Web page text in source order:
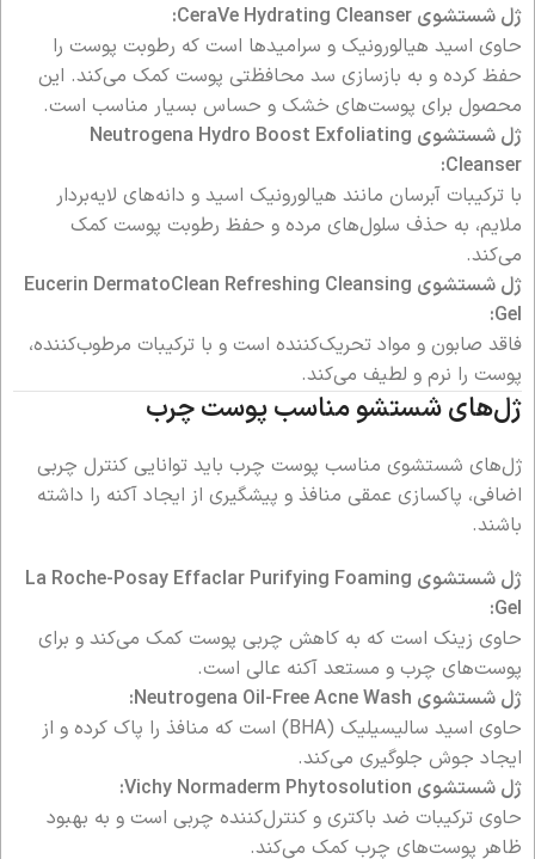
ژل شستشوی CeraVe Hydrating Cleanser:
حاوی اسید هیالورونیک و سرامیدها است که رطوبت پوست را
حفظ کرده و به بازسازی سد محافظتی پوست کمک می‌کند. این
محصول برای پوست‌های خشک و حساس بسیار مناسب است.
ژل شستشوی Neutrogena Hydro Boost Exfoliating
Cleanser:
با ترکیبات آبرسان مانند هیالورونیک اسید و دانه‌های لایه‌بردار
ملایم، به حذف سلول‌های مرده و حفظ رطوبت پوست کمک
می‌کند.
ژل شستشوی Eucerin DermatoClean Refreshing Cleansing
Gel:
فاقد صابون و مواد تحریک‌کننده است و با ترکیبات مرطوب‌کننده،
پوست را نرم و لطیف می‌کند.
ژل‌های شستشو مناسب پوست چرب
ژل‌های شستشوی مناسب پوست چرب باید توانایی کنترل چربی
اضافی، پاکسازی عمقی منافذ و پیشگیری از ایجاد آکنه را داشته
باشند.
ژل شستشوی La Roche-Posay Effaclar Purifying Foaming
Gel:
حاوی زینک است که به کاهش چربی پوست کمک می‌کند و برای
پوست‌های چرب و مستعد آکنه عالی است.
ژل شستشوی Neutrogena Oil-Free Acne Wash:
حاوی اسید سالیسیلیک (BHA) است که منافذ را پاک کرده و از
ایجاد جوش جلوگیری می‌کند.
ژل شستشوی Vichy Normaderm Phytosolution:
حاوی ترکیبات ضد باکتری و کنترل‌کننده چربی است و به بهبود
ظاهر پوست‌های چرب کمک می‌کند.